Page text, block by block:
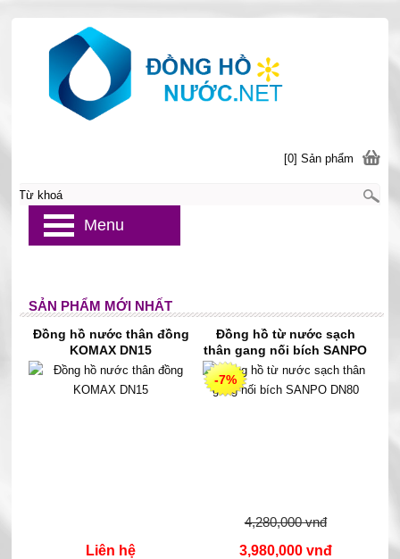
SẢN PHẨM MỚI NHẤT
Đồng hồ nước thân đồng
KOMAX DN15
Liên hệ
Đồng hồ từ nước sạch
thân gang nối bích SANPO
DN80
-7%
4,280,000 vnđ
3,980,000 vnđ
[0] Sản phẩm
Menu